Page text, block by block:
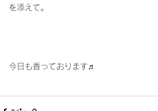
を添えて。
今日も香っております♬